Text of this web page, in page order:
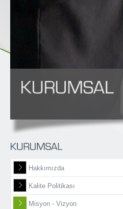
Hakkımızda
Kalite Politikası
Misyon - Vizyon